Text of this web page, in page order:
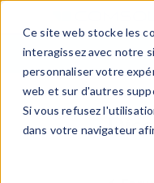
Ce site web stocke les
interagissez avec notre
personnaliser votre
web et sur d'autres
Si vous refusez
dans votre navigateur